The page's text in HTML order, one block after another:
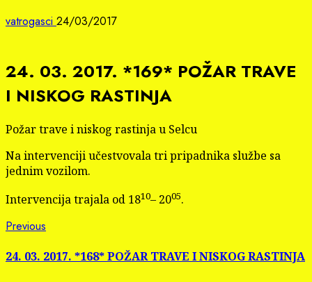
vatrogasci 24/03/2017
24. 03. 2017. *169* POŽAR TRAVE
I NISKOG RASTINJA
Požar trave i niskog rastinja u Selcu
Na intervenciji učestvovala tri pripadnika službe sa
jednim vozilom.
Intervencija trajala od 1810– 2005.
Continue
Reading
Previous
24. 03. 2017. *168* POŽAR TRAVE I NISKOG RASTINJA